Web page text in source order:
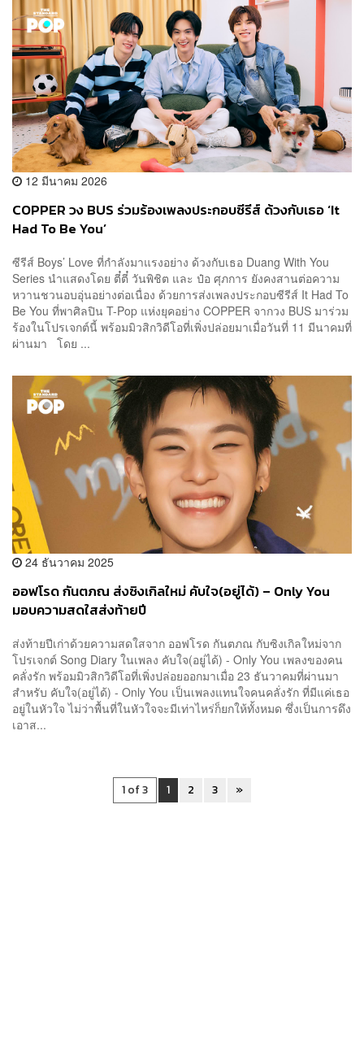
12 มีนาคม 2026
COPPER วง BUS ร่วมร้องเพลงประกอบซีรีส์ ด้วงกับเธอ ‘It
Had To Be You’
ซีรีส์ Boys’ Love ที่กำลังมาแรงอย่าง ด้วงกับเธอ Duang With You
Series นำแสดงโดย ตี๋ตี๋ วันพิชิต และ ป๋อ ศุภการ ยังคงสานต่อความ
หวานชวนอบอุ่นอย่างต่อเนื่อง ด้วยการส่งเพลงประกอบซีรีส์ It Had To
Be You ที่พาศิลปิน T-Pop แห่งยุคอย่าง COPPER จากวง BUS มาร่วม
ร้องในโปรเจกต์นี้ พร้อมมิวสิกวิดีโอที่เพิ่งปล่อยมาเมื่อวันที่ 11 มีนาคมที่
ผ่านมา โดย ...
24 ธันวาคม 2025
ออฟโรด กันตภณ ส่งซิงเกิลใหม่ คับใจ(อยู่ได้) – Only You
มอบความสดใสส่งท้ายปี
ส่งท้ายปีเก่าด้วยความสดใสจาก ออฟโรด กันตภณ กับซิงเกิลใหม่จาก
โปรเจกต์ Song Diary ในเพลง คับใจ(อยู่ได้) - Only You เพลงของคน
คลั่งรัก พร้อมมิวสิกวิดีโอที่เพิ่งปล่อยออกมาเมื่อ 23 ธันวาคมที่ผ่านมา
สำหรับ คับใจ(อยู่ได้) - Only You เป็นเพลงแทนใจคนคลั่งรัก ที่มีแค่เธอ
อยู่ในหัวใจ ไม่ว่าพื้นที่ในหัวใจจะมีเท่าไหร่ก็ยกให้ทั้งหมด ซึ่งเป็นการดึง
เอาส...
1 of 3 1 2 3 »